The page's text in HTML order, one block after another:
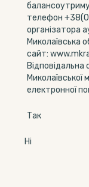
телефон
організатора
Миколаївська
сайт:
електронної
Так
Ні